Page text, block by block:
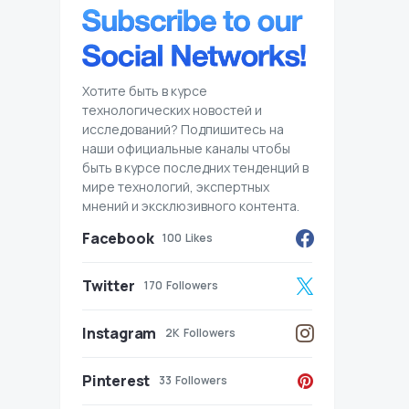
Хотите быть в курсе
технологических новостей и
исследований? Подпишитесь на
наши официальные каналы чтобы
быть в курсе последних тенденций в
мире технологий, экспертных
мнений и эксклюзивного контента.
Facebook 100 Likes
Twitter 170 Followers
Instagram 2K Followers
Pinterest 33 Followers